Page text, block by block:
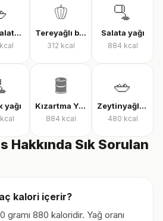
Yağlı salata sosu
kcal
🫑
Tereyağlı biber sosu
312 kcal
🫗
Salata yağı
884 kcal
yağı
kcal
🛢️
Kızartma Yağı
884 kcal
🥗
Zeytinyağlı salata sosu
480 kcal
Hakkında Sık Sorulan
kalori içerir?
gramı 880 kaloridir. Yağ oranı